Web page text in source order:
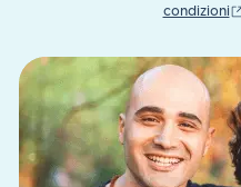
condizioni